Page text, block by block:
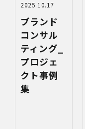
2025.10.17
ブランド
コンサル
ティング_
プロジェ
クト事例
集